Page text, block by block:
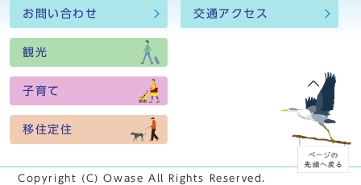
お問い合わせ 交通アクセス
観光
子育て
移住定住
Copyright (C) Owase All Rights Reserved.